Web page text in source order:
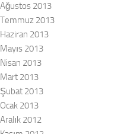
Ağustos 2013
Temmuz 2013
Haziran 2013
Mayıs 2013
Nisan 2013
Mart 2013
Şubat 2013
Ocak 2013
Aralık 2012